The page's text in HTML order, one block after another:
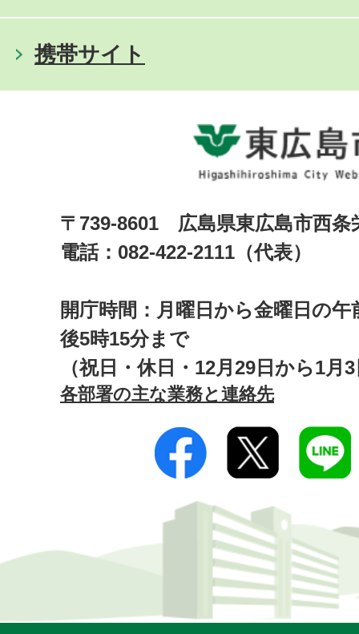
携帯サイト
〒739-8601 広島県東広島市西
電話：082-422-2111（代表）
開庁時間：月曜日から金曜日の午
後5時15分まで
（祝日・休日・12月29日から1月
各部署の主な業務と連絡先